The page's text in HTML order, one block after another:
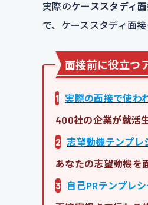
実際のケーススタディ
で、ケーススタディ面
面接前に役立つ
1 実際の面接で使わ
400社の企業が就活
2 志望動機テンプレ
あなたの志望動機を
3
自己PRテンプレ